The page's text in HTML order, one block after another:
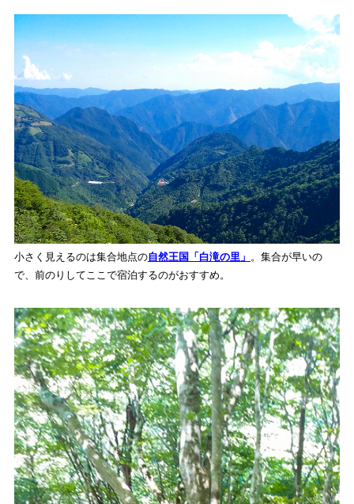
小さく見えるのは集合地点の自然王国「白滝の里」 。集合が早いの
で、前のりしてここで宿泊するのがおすすめ。